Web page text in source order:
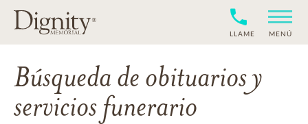
LLAME MENÚ
Búsqueda de obituarios y
servicios funerario